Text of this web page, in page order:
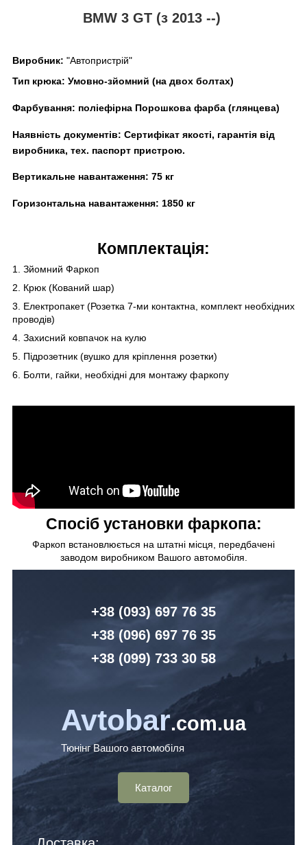
BMW 3 GT (з 2013 --)
Виробник: "Автопристрій"
Тип крюка: Умовно-зйомний (на двох болтах)
Фарбування: поліефірна Порошкова фарба (глянцева)
Наявність документів: Сертифікат якості, гарантія від
виробника, тех. паспорт пристрою.
Вертикальне навантаження: 75 кг
Горизонтальна навантаження: 1850 кг
Комплектація:
1. Зйомний Фаркоп
2. Крюк (Кований шар)
3. Електропакет (Розетка 7-ми контактна, комплект необхідних
проводів)
4. Захисний ковпачок на кулю
5. Підрозетник (вушко для кріплення розетки)
6. Болти, гайки, необхідні для монтажу фаркопу
Спосіб установки фаркопа:
Фаркоп встановлюється на штатні місця, передбачені
заводом виробником Вашого автомобіля.
+38 (093) 697 76 35
+38 (096) 697 76 35
+38 (099) 733 30 58
Avtobar.com.ua
Тюнінг Вашого автомобіля
Каталог